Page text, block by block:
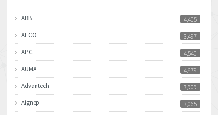
ABB
4,405
AECO
3,497
APC
4,540
AUMA
4,679
Advantech
3,909
Aignep
3,065